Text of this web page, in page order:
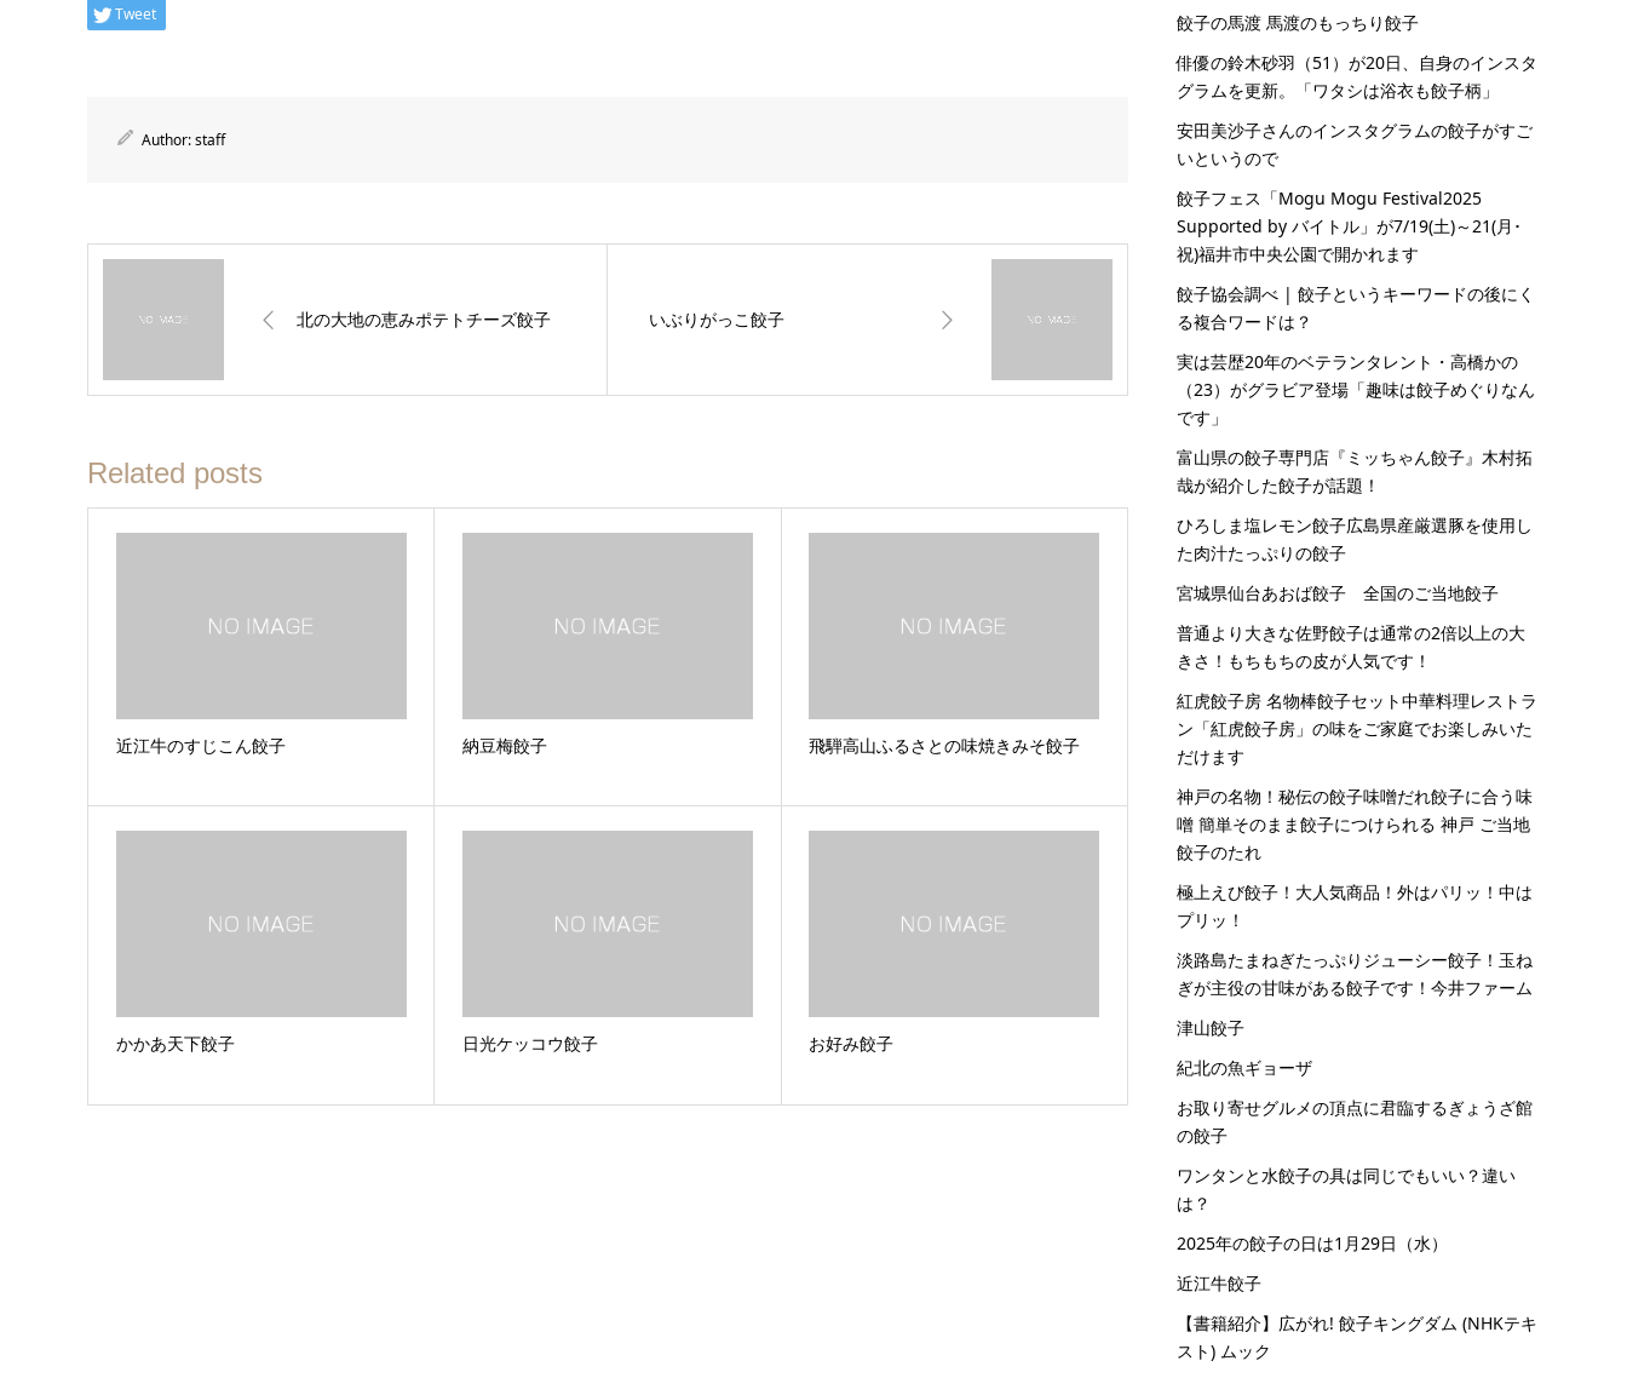
Tweet
Author:staff
北の大地の恵みポテトチーズ餃子 いぶりがっこ餃子
Related posts
近江牛のすじこん餃子 納豆梅餃子 飛騨高山ふるさとの味焼きみそ餃子
かかあ天下餃子 日光ケッコウ餃子 お好み餃子
餃子の馬渡 馬渡のもっちり餃子
俳優の鈴木砂羽（51）が20日、自身のインスタ
グラムを更新。「ワタシは浴衣も餃子柄」
安田美沙子さんのインスタグラムの餃子がすご
いというので
餃子フェス「Mogu Mogu Festival2025
Supported by バイトル」が7/19(土)～21(月･
祝)福井市中央公園で開かれます
餃子協会調べ | 餃子というキーワードの後にく
る複合ワードは？
実は芸歴20年のベテランタレント・高橋かの
（23）がグラビア登場「趣味は餃子めぐりなん
です」
富山県の餃子専門店『ミッちゃん餃子』木村拓
哉が紹介した餃子が話題！
ひろしま塩レモン餃子広島県産厳選豚を使用し
た肉汁たっぷりの餃子
宮城県仙台あおば餃子 全国のご当地餃子
普通より大きな佐野餃子は通常の2倍以上の大
きさ！もちもちの皮が人気です！
紅虎餃子房 名物棒餃子セット中華料理レストラ
ン「紅虎餃子房」の味をご家庭でお楽しみいた
だけます
神戸の名物！秘伝の餃子味噌だれ餃子に合う味
噌 簡単そのまま餃子につけられる 神戸 ご当地
餃子のたれ
極上えび餃子！大人気商品！外はパリッ！中は
プリッ！
淡路島たまねぎたっぷりジューシー餃子！玉ね
ぎが主役の甘味がある餃子です！今井ファーム
津山餃子
紀北の魚ギョーザ
お取り寄せグルメの頂点に君臨するぎょうざ館
の餃子
ワンタンと水餃子の具は同じでもいい？違い
は？
2025年の餃子の日は1月29日（水）
近江牛餃子
【書籍紹介】広がれ! 餃子キングダム (NHKテキ
スト) ムック